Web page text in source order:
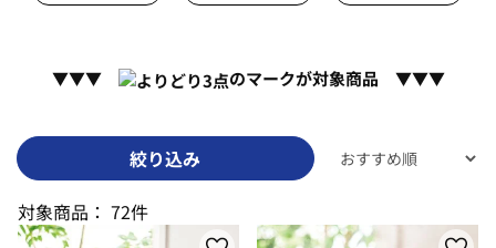
▼▼▼ のマークが対象商品 ▼▼▼
絞り込み
対象商品： 72件